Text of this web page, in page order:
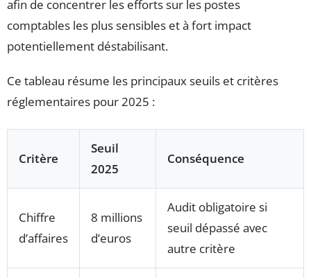
afin de concentrer les efforts sur les postes
comptables les plus sensibles et à fort impact
potentiellement déstabilisant.
Ce tableau résume les principaux seuils et critères
réglementaires pour 2025 :
Critère
Seuil
2025
Conséquence
Chiffre
d’affaires
8 millions
d’euros
Audit obligatoire si
seuil dépassé avec
autre critère